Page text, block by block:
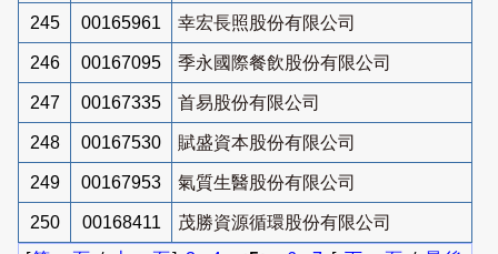
245 00165961 幸宏長照股份有限公司
246 00167095 季永國際餐飲股份有限公司
247 00167335 首易股份有限公司
248 00167530 賦盛資本股份有限公司
249 00167953 氣質生醫股份有限公司
250 00168411
茂勝資源循環股份有限公司